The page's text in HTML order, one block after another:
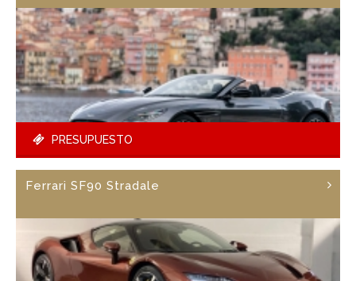
PRESUPUESTO
Ferrari SF90 Stradale